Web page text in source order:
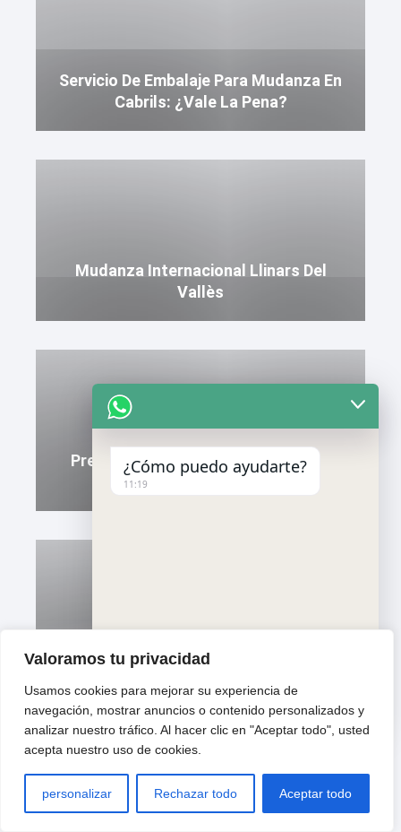
Valoramos tu privacidad
Usamos cookies para mejorar su experiencia de
navegación, mostrar anuncios o contenido personalizados y
analizar nuestro tráfico. Al hacer clic en "Aceptar todo", usted
acepta nuestro uso de cookies.
personalizar Rechazar todo Aceptar todo
Servicio De Embalaje Para Mudanza En
Cabrils: ¿Vale La Pena?
Mudanza Internacional Llinars Del
Vallès
Preparación Para Mudanza A Larga
Distancia Desde Piera
Mudanza Internacional Desde Tordera:
Consejos Para Mudanzas
Hide
¿Cómo puedo ayudarte?
11:19
"
+
c
h
a
y
WhatsApp Message
n
d
f
i
n